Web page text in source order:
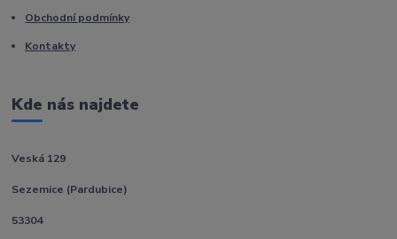
Obchodní podmínky
Kontakty
Kde nás najdete
Veská 129
Sezemice (Pardubice)
53304